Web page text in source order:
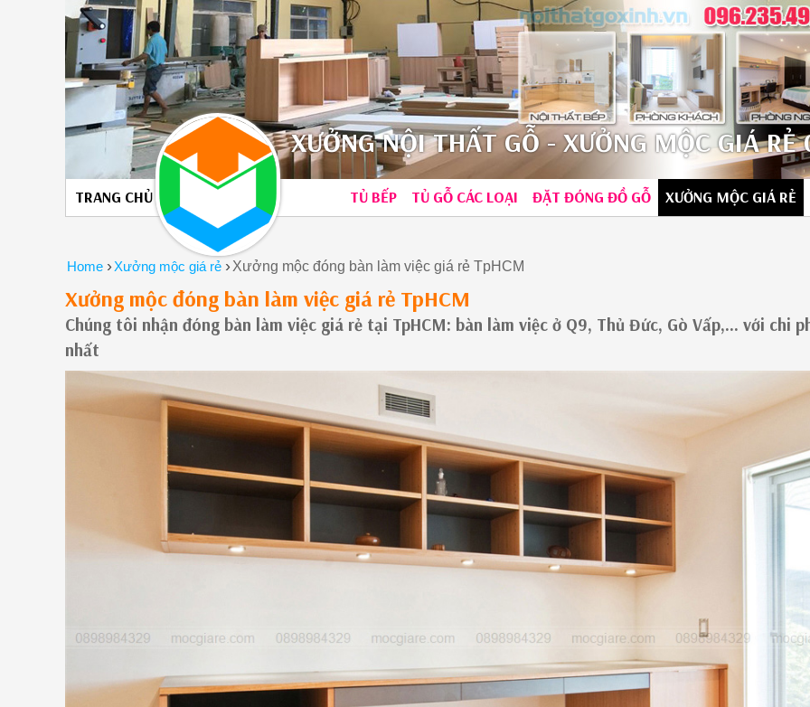
XƯỞNG NỘI THẤT GỖ - XƯỞNG MỘC GIÁ RẺ
TRANG CHỦ TỦ BẾP TỦ GỖ CÁC LOẠI ĐẶT ĐÓNG ĐỒ GỖ XƯỞNG MỘC GIÁ RẺ
Home ›Xưởng mộc giá rẻ ›Xưởng mộc đóng bàn làm việc giá rẻ TpHCM
Xưởng mộc đóng bàn làm việc giá rẻ TpHCM
Chúng tôi nhận đóng bàn làm việc giá rẻ tại TpHCM: bàn làm việc ở Q9, Thủ Đức, Gò Vấp,... với chi
nhất